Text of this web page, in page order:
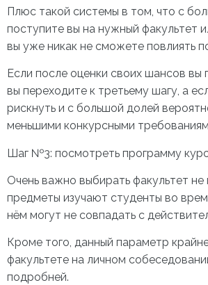
Плюс такой системы в том, что с
поступите вы на нужный факультет
вы уже никак не сможете повлиять
Если после оценки своих шансов вы
вы переходите к третьему шагу, а
рискнуть и с большой долей
меньшими конкурсными
Шаг №3: посмотреть программу
Очень важно выбирать факультет
предметы изучают студенты во
нём могут не совпадать с
Кроме того, данный параметр
факультете на личном
подробней.